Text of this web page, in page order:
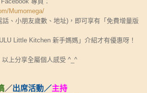
Mumomega/
話、小朋友歲數、地址)，即可享有「免費增量版
Little Kitchen 新手媽媽」介紹才有優惠呀！
上分享全屬個人感受 ^_^
／出席活動／主持